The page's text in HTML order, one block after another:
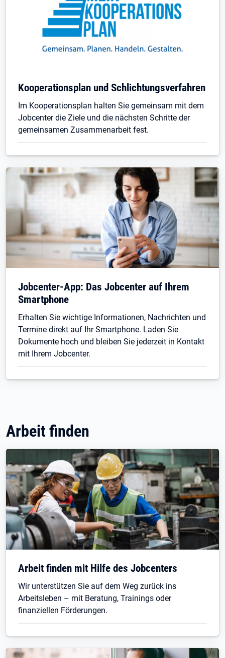
Kooperationsplan und Schlichtungsverfahren
Im Kooperationsplan halten Sie gemeinsam mit dem
Jobcenter die Ziele und die nächsten Schritte der
gemeinsamen Zusammenarbeit fest.
Jobcenter-App: Das Jobcenter auf Ihrem
Smartphone
Erhalten Sie wichtige Informationen, Nachrichten und
Termine direkt auf Ihr Smartphone. Laden Sie
Dokumente hoch und bleiben Sie jederzeit in Kontakt
mit Ihrem Jobcenter.
Arbeit finden
Arbeit finden mit Hilfe des Jobcenters
Wir unterstützen Sie auf dem Weg zurück ins
Arbeitsleben – mit Beratung, Trainings oder
finanziellen Förderungen.